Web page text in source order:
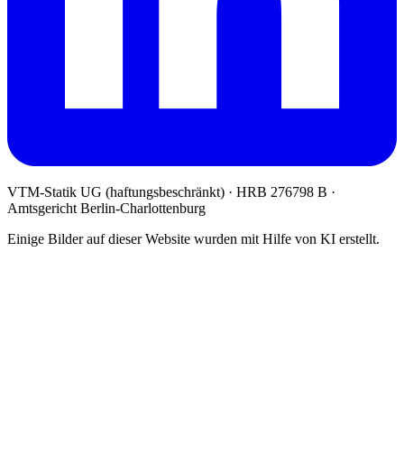
VTM-Statik UG (haftungsbeschränkt) · HRB 276798 B ·
Amtsgericht Berlin-Charlottenburg
Einige Bilder auf dieser Website wurden mit Hilfe von KI erstellt.